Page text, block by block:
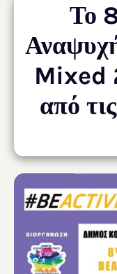
Το
Mixed
από